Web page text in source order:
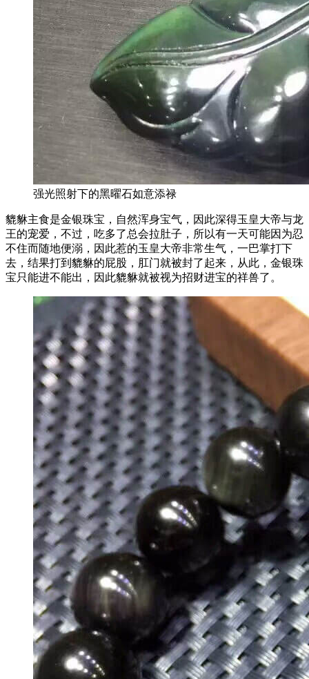
强光照射下的黑曜石如意添禄
貔貅主食是金银珠宝，自然浑身宝气，因此深得玉皇大帝与龙
王的宠爱，不过，吃多了总会拉肚子，所以有一天可能因为忍
不住而随地便溺，因此惹的玉皇大帝非常生气，一巴掌打下
去，结果打到貔貅的屁股，肛门就被封了起来，从此，金银珠
宝只能进不能出，因此貔貅就被视为招财进宝的祥兽了。